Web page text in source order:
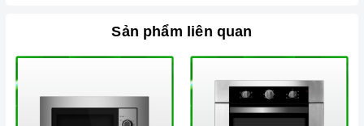
Sản phẩm liên quan